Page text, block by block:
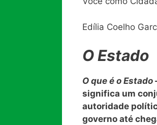
Edília Coelho
O Estado
O que é o
significa um
autoridade
governo até